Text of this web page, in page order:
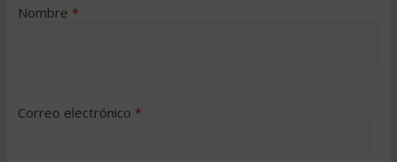
Nombre *
Correo electrónico *